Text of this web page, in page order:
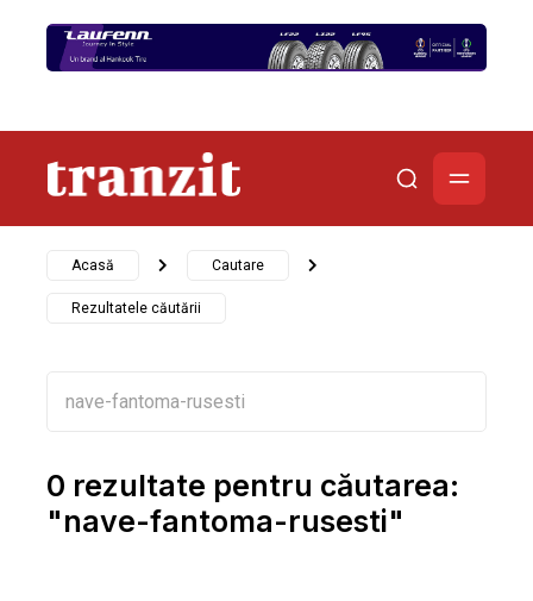
Acasă Cautare
Rezultatele căutării
0 rezultate pentru căutarea:
"nave-fantoma-rusesti"